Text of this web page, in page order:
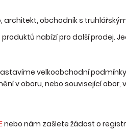
architekt, obchodník s
nabízí pro další prodej.
velkoobchodní
v oboru, nebo související
nebo nám zašlete žádost o